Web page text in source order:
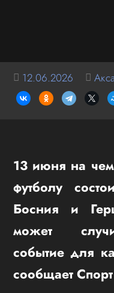
12.06.2026
13 июня на
футболу
Босния и
может
событие для
сообщает